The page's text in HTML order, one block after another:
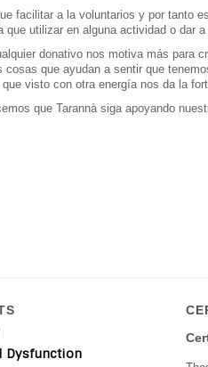
facilitar a la voluntarios y por tanto
que utilizar en alguna actividad o dar
donativo nos motiva más para
cosas que ayudan a sentir que
visto con otra energía nos da la
que Tarannà siga apoyando
Dysfunction